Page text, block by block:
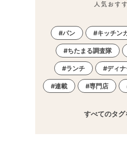
人気おす
パン キッチン
ちたまる調査隊
ランチ ディ
連載 専門店
すべてのタグ